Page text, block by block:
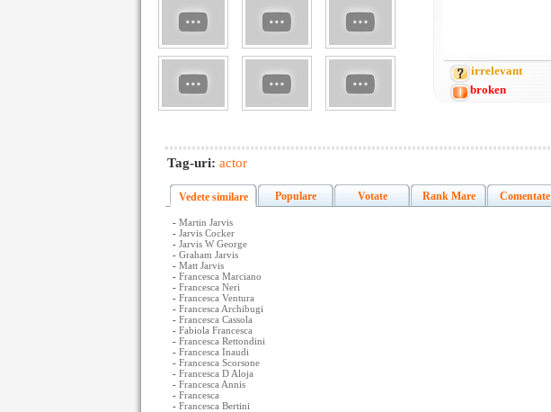
irrelevant
broken
Tag-uri: actor
Vedete similare Populare Votate Rank Mare Comentate
- Martin Jarvis
- Jarvis Cocker
- Jarvis W George
- Graham Jarvis
- Matt Jarvis
- Francesca Marciano
- Francesca Neri
- Francesca Ventura
- Francesca Archibugi
- Francesca Cassola
- Fabiola Francesca
- Francesca Rettondini
- Francesca Inaudi
- Francesca Scorsone
- Francesca D Aloja
- Francesca Annis
- Francesca
- Francesca Bertini